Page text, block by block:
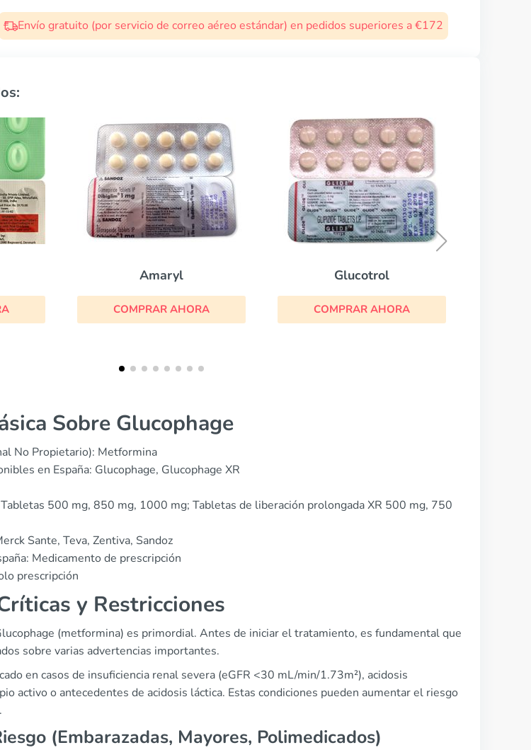
Envío gratuito (por servicio de correo aéreo estándar) en pedidos superiores a €172
Glucotrol
COMPRAR AHORA
Actos
COMPRAR AHORA
Sobre Glucophage
No Propietario): Metformina
en España: Glucophage, Glucophage XR
500 mg, 850 mg, 1000 mg; Tabletas de liberación prolongada XR 500 mg, 750
Sante, Teva, Zentiva, Sandoz
Medicamento de prescripción
prescripción
y Restricciones
(metformina) es primordial. Antes de iniciar el tratamiento, es fundamental que
sobre varias advertencias importantes.
en casos de insuficiencia renal severa (eGFR <30 mL/min/1.73m²), acidosis
activo o antecedentes de acidosis láctica. Estas condiciones pueden aumentar el riesgo
(Embarazadas, Mayores, Polimedicados)